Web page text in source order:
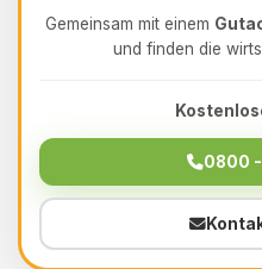
Gemeinsam mit einem
und finden die
0800 -